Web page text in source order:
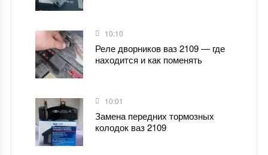
10:10
Реле дворников ваз 2109 — где
находится и как поменять
10:01
Замена передних тормозных
колодок ваз 2109